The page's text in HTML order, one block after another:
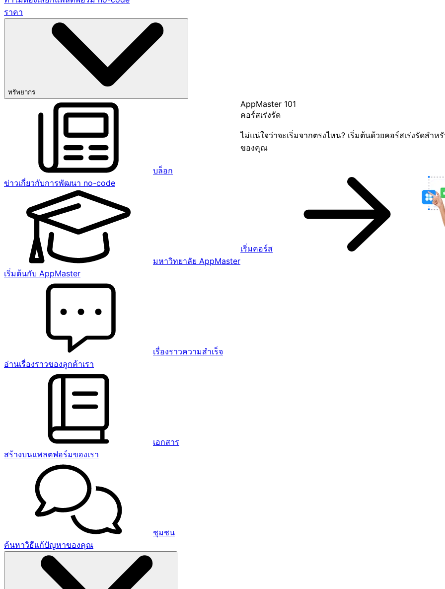
ราคา
ทรัพยากร
บล็อก
ข่าวเกี่ยวกับการพัฒนา no-code
มหาวิทยาลัย AppMaster
เริ่มต้นกับ AppMaster
เรื่องราวความสำเร็จ
อ่านเรื่องราวของลูกค้าเรา
เอกสาร
สร้างบนแพลตฟอร์มของเรา
ชุมชน
ค้นหาวิธีแก้ปัญหาของคุณ
AppMaster 101
คอร์สเร่งรัด
ไม่แน่ใจว่าจะเริ่มจากตรงไหน? เริ่มต้นด้วยคอร์สเร่งรัดสำห
ของคุณ
เริ่มคอร์ส